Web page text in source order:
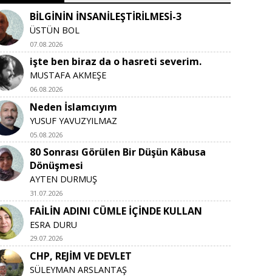
BİLGİNİN İNSANİLEŞTİRİLMESİ-3
ÜSTÜN BOL
07.08.2026
işte ben biraz da o hasreti severim.
MUSTAFA AKMEŞE
06.08.2026
Neden İslamcıyım
YUSUF YAVUZYILMAZ
05.08.2026
80 Sonrası Görülen Bir Düşün Kâbusa
Dönüşmesi
AYTEN DURMUŞ
31.07.2026
FAİLİN ADINI CÜMLE İÇİNDE KULLAN
ESRA DURU
29.07.2026
CHP, REJİM VE DEVLET
SÜLEYMAN ARSLANTAŞ